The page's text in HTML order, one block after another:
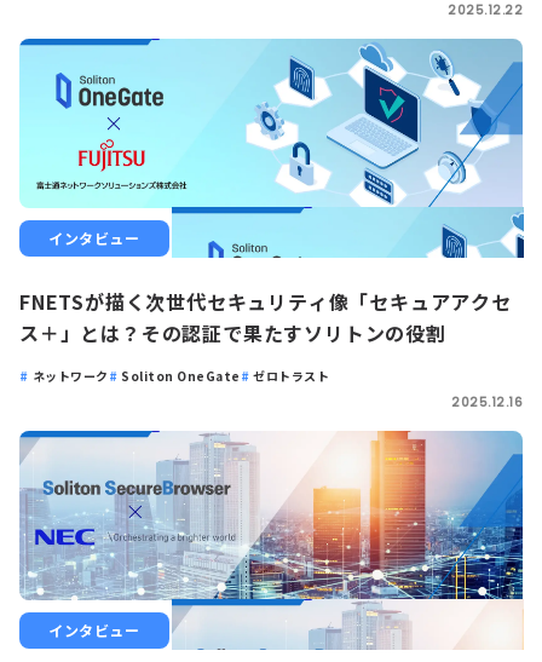
2025.12.22
インタビュー
FNETSが描く次世代セキュリティ像「セキュアアクセ
ス＋」とは？その認証で果たすソリトンの役割
ネットワーク Soliton OneGate
ゼロトラスト
2025.12.16
インタビュー